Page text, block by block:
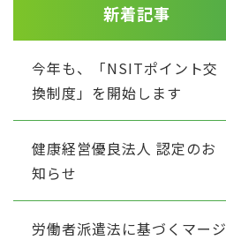
新着記事
今年も、「NSITポイント交
換制度」を開始します
健康経営優良法人 認定のお
知らせ
労働者派遣法に基づくマージ